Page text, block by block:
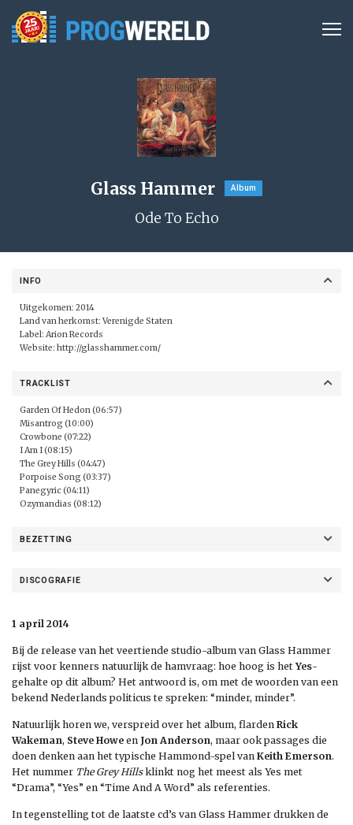
Glass Hammer Album
Ode To Echo
INFO
Uitgekomen: 2014
Land van herkomst: Verenigde Staten
Label: Arion Records
Website: http://glasshammer.com/
TRACKLIST
Garden Of Hedon (06:57)
Misantrog (10:00)
Crowbone (07:22)
I Am I (08:15)
The Grey Hills (04:47)
Porpoise Song (03:37)
Panegyric (04:11)
Ozymandias (08:12)
BEZETTING
DISCOGRAFIE
1 april 2014
Bij de release van het veertiende studio-album van Glass Hammer
rijst voor kenners natuurlijk de hamvraag: hoe hoog is hetYes-
gehalte op dit album? Het antwoord is, om met de woorden van een
bekend Nederlands politicus te spreken: “minder, minder”.
Natuurlijk horen we, verspreid over het album, flarden Rick
Wakeman, Steve Howe en Jon Anderson, maar ook passages die
doen denken aan het typische Hammond-spel van Keith Emerson.
Het nummer The Grey Hillsklinkt nog het meest als Yes met
“Drama”, “Yes” en “Time And A Word” als referenties.
In tegenstelling tot de laatste cd’s van Glass Hammer drukken de